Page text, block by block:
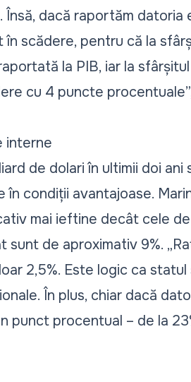
dacă raportăm datoria
scădere, pentru că la
la PIB, iar la
cu 4 puncte
interne
de dolari în ultimii doi ani
condiții avantajoase.
mai ieftine decât cele
de aproximativ 9%.
2,5%. Este logic ca statul
În plus, chiar dacă
procentual – de la